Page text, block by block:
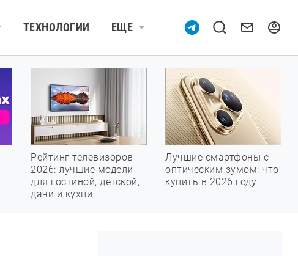
ТЕХНОЛОГИИ ЕЩЕ
Рейтинг телевизоров
2026: лучшие модели
для гостиной, детской,
дачи и кухни
Лучшие смартфоны с
оптическим зумом: что
купить в 2026 году